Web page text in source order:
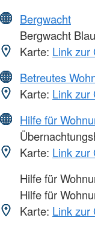
Bergwacht
Bergwacht
Karte: Link zur
Betreutes
Karte: Link zur
Hilfe für
Karte: Link zur
Hilfe für
Hilfe für
Karte: Link zur